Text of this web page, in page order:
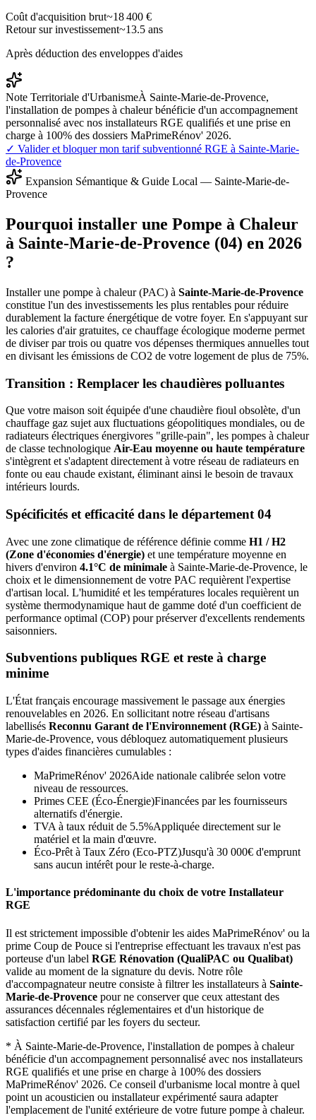
Coût d'acquisition brut~18 400 €
Retour sur investissement~13.5 ans
Après déduction des enveloppes d'aides
Note Territoriale d'UrbanismeÀ Sainte-Marie-de-Provence,
l'installation de pompes à chaleur bénéficie d'un accompagnement
personnalisé avec nos installateurs RGE qualifiés et une prise en
charge à 100% des dossiers MaPrimeRénov' 2026.
✓ Valider et bloquer mon tarif subventionné RGE à Sainte-Marie-
de-Provence
Expansion Sémantique & Guide Local — Sainte-Marie-de-
Provence
Pourquoi installer une Pompe à Chaleur
à Sainte-Marie-de-Provence (04) en 2026
?
Installer une pompe à chaleur (PAC) à Sainte-Marie-de-Provence
constitue l'un des investissements les plus rentables pour réduire
durablement la facture énergétique de votre foyer. En s'appuyant sur
les calories d'air gratuites, ce chauffage écologique moderne permet
de diviser par trois ou quatre vos dépenses thermiques annuelles tout
en divisant les émissions de CO2 de votre logement de plus de 75%.
Transition : Remplacer les chaudières polluantes
Que votre maison soit équipée d'une chaudière fioul obsolète, d'un
chauffage gaz sujet aux fluctuations géopolitiques mondiales, ou de
radiateurs électriques énergivores "grille-pain", les pompes à chaleur
de classe technologique Air-Eau moyenne ou haute température
s'intègrent et s'adaptent directement à votre réseau de radiateurs en
fonte ou eau chaude existant, éliminant ainsi le besoin de travaux
intérieurs lourds.
Spécificités et efficacité dans le département 04
Avec une zone climatique de référence définie comme H1 / H2
(Zone d'économies d'énergie) et une température moyenne en
hivers d'environ 4.1°C de minimale à Sainte-Marie-de-Provence, le
choix et le dimensionnement de votre PAC requièrent l'expertise
d'artisan local. L'humidité et les températures locales requièrent un
système thermodynamique haut de gamme doté d'un coefficient de
performance optimal (COP) pour préserver d'excellents rendements
saisonniers.
Subventions publiques RGE et reste à charge
minime
L'État français encourage massivement le passage aux énergies
renouvelables en 2026. En sollicitant notre réseau d'artisans
labellisés Reconnu Garant de l'Environnement (RGE) à Sainte-
Marie-de-Provence, vous débloquez automatiquement plusieurs
types d'aides financières cumulables :
MaPrimeRénov' 2026Aide nationale calibrée selon votre
niveau de ressources.
Primes CEE (Éco-Énergie)Financées par les fournisseurs
alternatifs d'énergie.
TVA à taux réduit de 5.5%Appliquée directement sur le
matériel et la main d'œuvre.
Éco-Prêt à Taux Zéro (Eco-PTZ)Jusqu'à 30 000€ d'emprunt
sans aucun intérêt pour le reste-à-charge.
L'importance prédominante du choix de votre Installateur
RGE
Il est strictement impossible d'obtenir les aides MaPrimeRénov' ou la
prime Coup de Pouce si l'entreprise effectuant les travaux n'est pas
porteuse d'un label RGE Rénovation (QualiPAC ou Qualibat)
valide au moment de la signature du devis. Notre rôle
d'accompagnateur neutre consiste à filtrer les installateurs à Sainte-
Marie-de-Provence pour ne conserver que ceux attestant des
assurances décennales réglementaires et d'un historique de
satisfaction certifié par les foyers du secteur.
* À Sainte-Marie-de-Provence, l'installation de pompes à chaleur
bénéficie d'un accompagnement personnalisé avec nos installateurs
RGE qualifiés et une prise en charge à 100% des dossiers
MaPrimeRénov' 2026. Ce conseil d'urbanisme local montre à quel
point un acousticien ou installateur expérimenté saura adapter
l'emplacement de l'unité extérieure de votre future pompe à chaleur.